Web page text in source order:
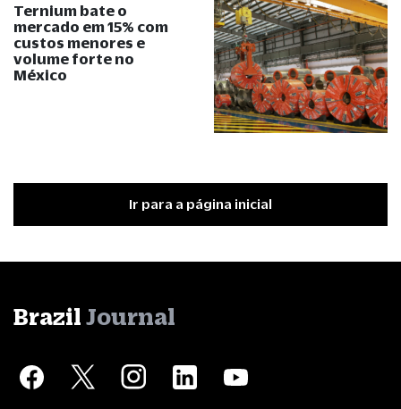
Ternium bate o
mercado em 15% com
custos menores e
volume forte no
México
Ir para a página inicial
Brazil Journal